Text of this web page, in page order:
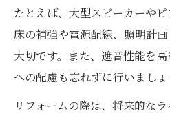
たとえば、大型スピーカーやピ
床の補強や電源配線、照明計
大切です。また、遮音性能を
への配慮も忘れずに行いましょ
リフォームの際は、将来的な